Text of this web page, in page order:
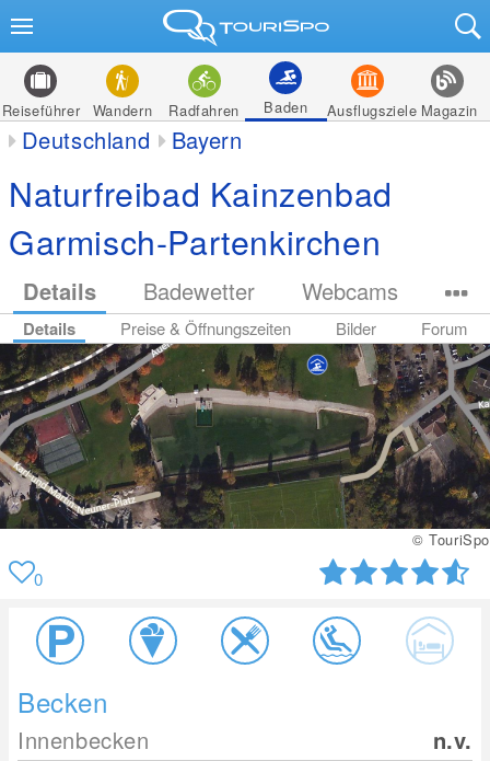
Reiseführer Wandern Radfahren Baden Ausflugsziele Magazin
Deutschland Bayern
Naturfreibad Kainzenbad
Garmisch-Partenkirchen
Details Badewetter Webcams
Details Preise & Öffnungszeiten Bilder Forum
© TouriSpo
0
Becken
Innenbecken
n.v.